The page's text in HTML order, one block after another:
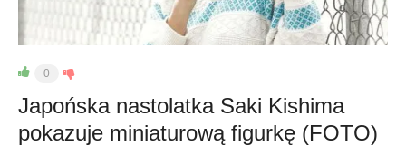
0
Japońska nastolatka Saki Kishima
pokazuje miniaturową figurkę (FOTO)